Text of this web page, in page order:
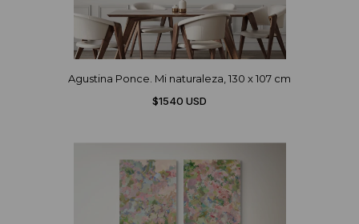
Agustina Ponce. Mi naturaleza, 130 x 107 cm
$1540 USD